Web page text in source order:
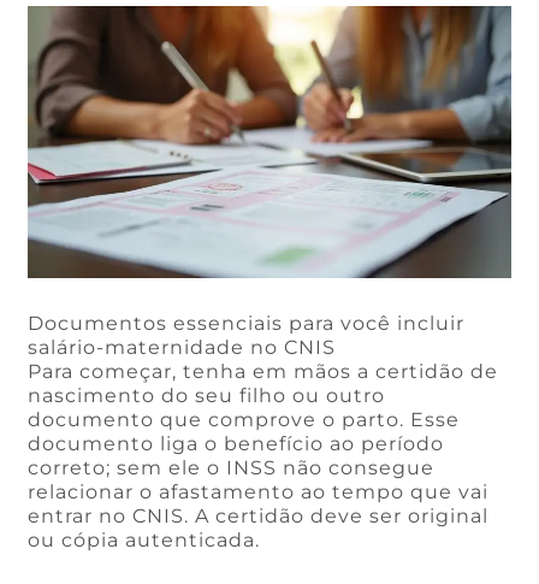
Documentos essenciais para você incluir
salário-maternidade no CNIS
Para começar, tenha em mãos a certidão de
nascimento do seu filho ou outro
documento que comprove o parto. Esse
documento liga o benefício ao período
correto; sem ele o INSS não consegue
relacionar o afastamento ao tempo que vai
entrar no CNIS. A certidão deve ser original
ou cópia autenticada.